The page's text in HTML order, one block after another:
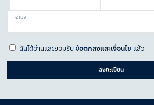
อีเมล
ฉันได้อ่านและยอมรับข้อตกลงและเงื่อนไข แล้ว
ลงทะเบียน